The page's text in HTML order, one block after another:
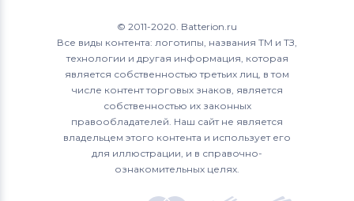
© 2011-2020. Batterion.ru
Все виды контента: логотипы, названия ТМ и ТЗ,
технологии и другая информация, которая
является собственностью третьих лиц, в том
числе контент торговых знаков, является
собственностью их законных
правообладателей. Наш сайт не является
владельцем этого контента и использует его
для иллюстрации, и в справочно-
ознакомительных целях.